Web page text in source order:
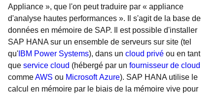
Appliance », que l'on peut traduire par « appliance
d'analyse hautes performances ». Il s'agit de la base de
données en mémoire de SAP. Il est possible d'installer
SAP HANA sur un ensemble de serveurs sur site (tel
qu' IBM Power Systems), dans un cloud privé ou en tant
que service cloud (hébergé par un fournisseur de cloud
commeAWS ou Microsoft Azure). SAP HANA utilise le
calcul en mémoire par le biais de la mémoire vive pour